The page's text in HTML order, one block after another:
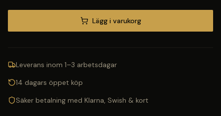
Lägg i varukorg
Leverans inom 1–3 arbetsdagar
14 dagars öppet köp
Säker betalning med Klarna, Swish & kort